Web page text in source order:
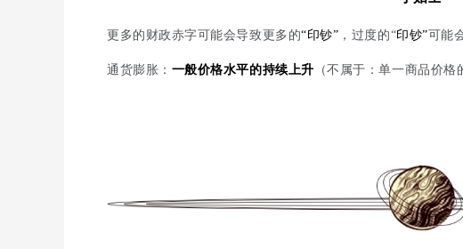
更多的财政赤字可能会导致更多的“印钞” ，过度的“印钞”可能
通货膨胀： 一般价格水平的持续上升 （不属于：单一商品价